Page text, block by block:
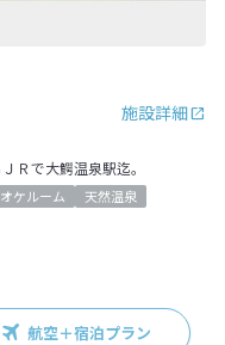
施設詳細
Ｒで大鰐温泉駅迄。
ケルーム
天然温泉
航空＋宿泊プラン